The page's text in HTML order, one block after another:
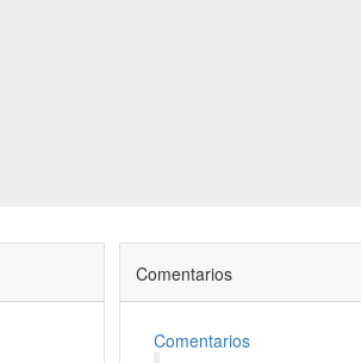
Comentarios
Comentarios